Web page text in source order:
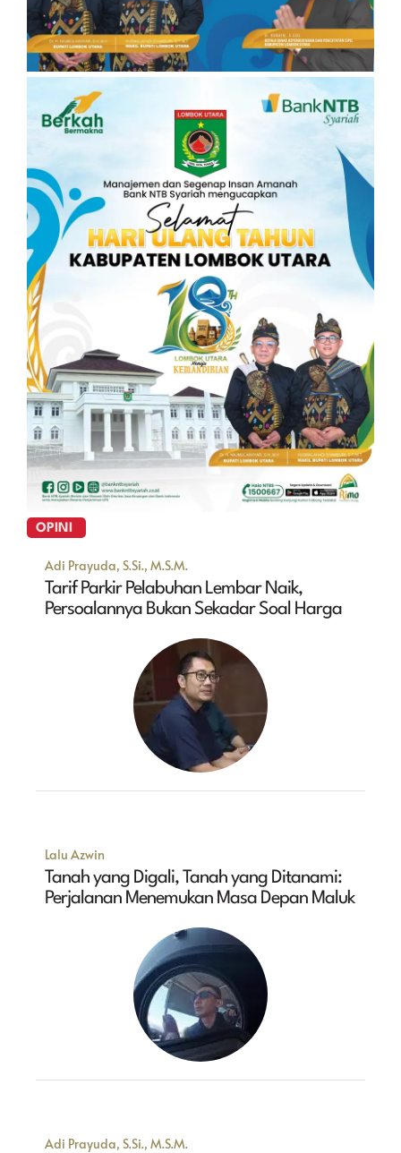
OPINI
Adi Prayuda, S.Si., M.S.M.
Tarif Parkir Pelabuhan Lembar Naik,
Persoalannya Bukan Sekadar Soal Harga
Lalu Azwin
Tanah yang Digali, Tanah yang Ditanami:
Perjalanan Menemukan Masa Depan Maluk
Adi Prayuda, S.Si., M.S.M.